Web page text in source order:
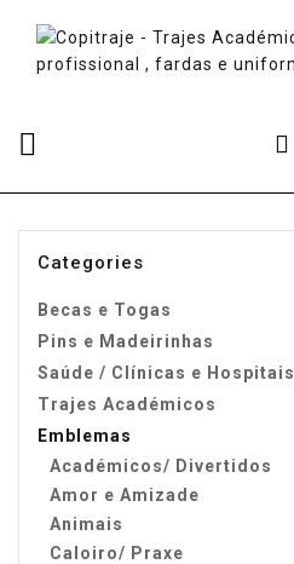
Categories
Becas e Togas
Pins e Madeirinhas
Saúde / Clínicas e Hospitais
Trajes Académicos
Emblemas
Académicos/ Divertidos
Amor e Amizade
Animais
Caloiro/ Praxe